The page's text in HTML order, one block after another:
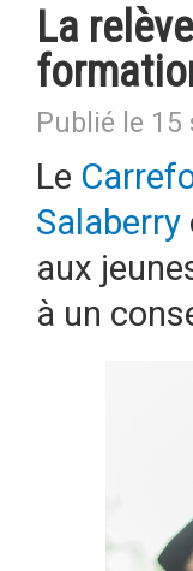
La
Publié le
Le
Salaberry
aux
à un